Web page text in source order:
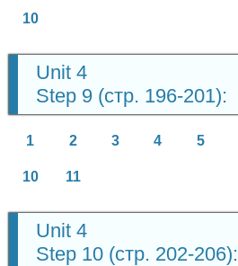
10
Unit 4
Step 9 (стр. 196-201):
1 2 3 4 5
10 11
Unit 4
Step 10 (стр. 202-206):